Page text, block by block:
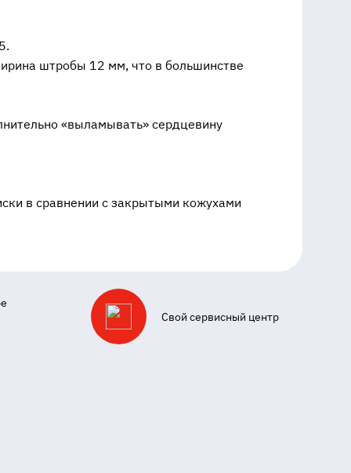
штробы 12 мм, что в большинстве
«выламывать» сердцевину
в сравнении с закрытыми кожухами
Свой сервисный центр